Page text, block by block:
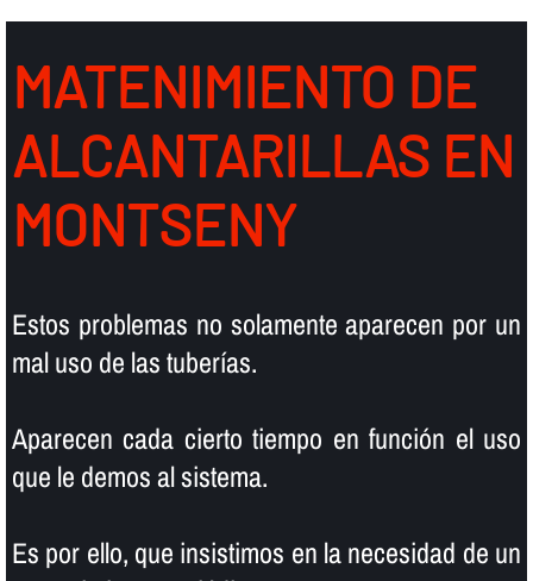
MATENIMIENTO DE
ALCANTARILLAS EN
MONTSENY
Estos problemas no solamente aparecen por un
mal uso de las tuberí­as.
Aparecen cada cierto tiempo en función el uso
que le demos al sistema.
Es por ello, que insistimos en la necesidad de un